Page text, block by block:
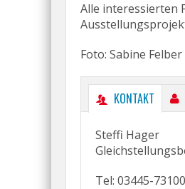
Alle interessierten
Foto: Sabine Felber
KONTAKT
Steffi Hager
Tel: 03445-